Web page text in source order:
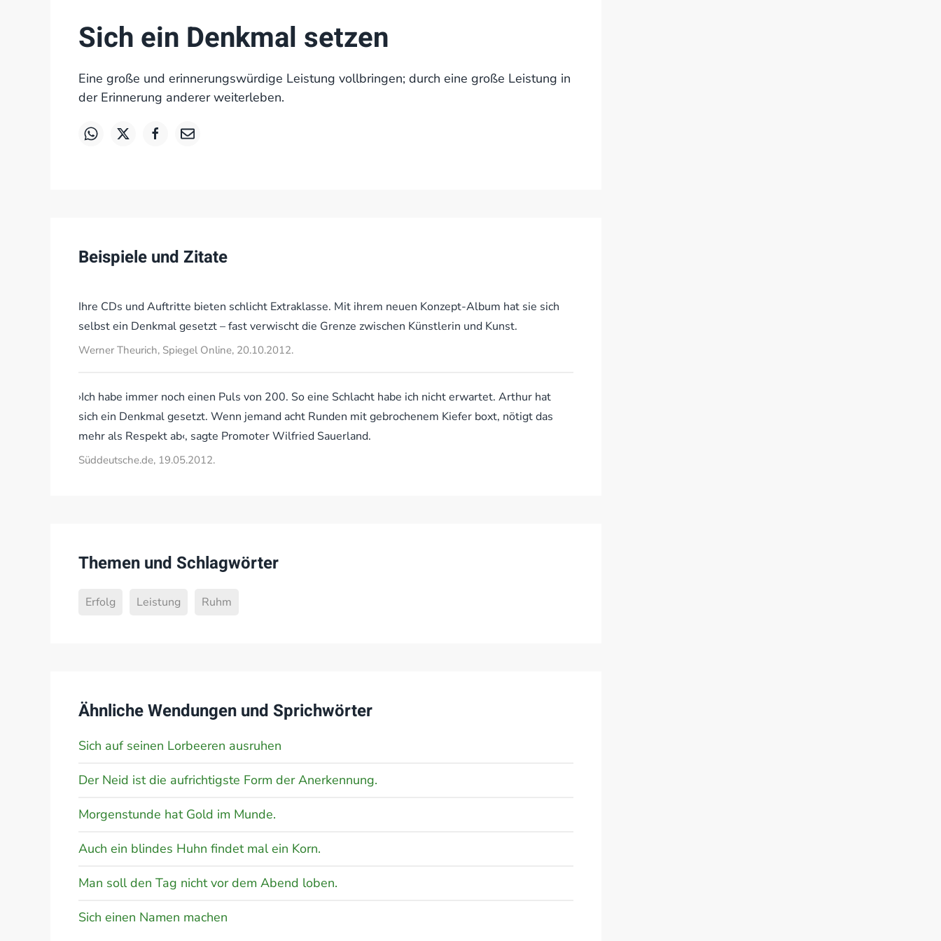
Sich ein Denkmal setzen
Eine große und erinnerungswürdige Leistung vollbringen; durch eine große Leistung in
der Erinnerung anderer weiterleben.
Beispiele und Zitate
Ihre CDs und Auftritte bieten schlicht Extraklasse. Mit ihrem neuen Konzept-Album hat sie sich
selbst ein Denkmal gesetzt – fast verwischt die Grenze zwischen Künstlerin und Kunst.
Werner Theurich, Spiegel Online, 20.10.2012.
›Ich habe immer noch einen Puls von 200. So eine Schlacht habe ich nicht erwartet. Arthur hat
sich ein Denkmal gesetzt. Wenn jemand acht Runden mit gebrochenem Kiefer boxt, nötigt das
mehr als Respekt ab‹, sagte Promoter Wilfried Sauerland.
Süddeutsche.de, 19.05.2012.
Themen und Schlagwörter
Erfolg Leistung Ruhm
Ähnliche Wendungen und Sprichwörter
Sich auf seinen Lorbeeren ausruhen
Der Neid ist die aufrichtigste Form der Anerkennung.
Morgenstunde hat Gold im Munde.
Auch ein blindes Huhn findet mal ein Korn.
Man soll den Tag nicht vor dem Abend loben.
Sich einen Namen machen